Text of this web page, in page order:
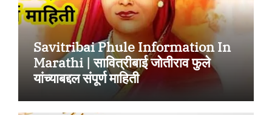
Savitribai Phule Information In
Marathi | सावित्रीबाई जोतीराव फुले
यांच्याबद्दल संपूर्ण माहिती